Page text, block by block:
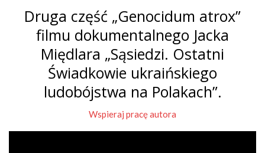
Druga część „Genocidum atrox”
filmu dokumentalnego Jacka
Międlara „Sąsiedzi. Ostatni
Świadkowie ukraińskiego
ludobójstwa na Polakach”.
Wspieraj pracę autora